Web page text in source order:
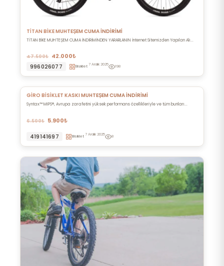
TİTAN BİKE MUHTEŞEM CUMA İNDİRİMİ
TİTAN BİKE MUHTEŞEM CUMA İNDİRİMİNDEN YARARLANIN İnternet Sitemizden Yapılan Alı...
47.500₺ 42.000₺
996026077
Bisiklet7 Aralık 2025 198
GİRO BİSİKLET KASKI MUHTEŞEM CUMA İNDİRİMİ
Syntax™ MIPS®, Avrupa zarafetini yüksek performans özellikleriyle ve tüm bunları...
6.500₺ 5.900₺
419141697 Bisiklet7 Aralık 2025 8